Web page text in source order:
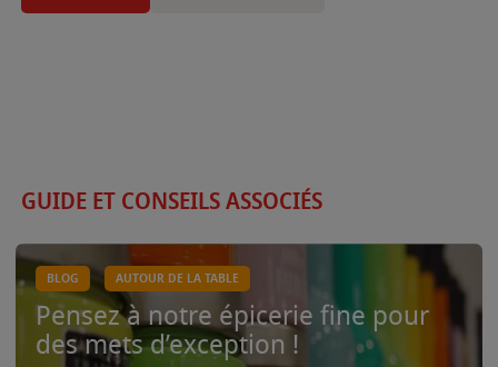
GUIDE ET CONSEILS ASSOCIÉS
BLOG AUTOUR DE LA TABLE
Pensez à notre épicerie fine pour
des mets d’exception !